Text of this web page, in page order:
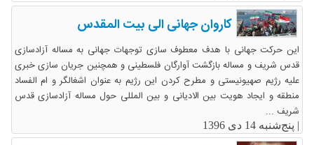
کاروان جهانی الی بیت المقدس
این حرکت جهانی با هدف معطوف سازی توجهات جهانی به مساله آزادسازی
قدس شریف و مساله بازگشت آوارگان فلسطینی و همچنین جریان سازی خبری
علیه رژیم صهیونیستی و مطرح کردن این رژیم به عنوان اشغالگر و ام الفساد
منطقه و ایجاد هویت بین الادیانی و بین المللی حول مساله آزادسازی قدس
شریف ...
| پنج‌شنبه 14 دی 1396